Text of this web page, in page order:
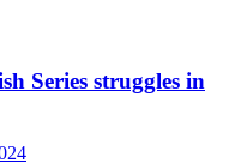
Series struggles in